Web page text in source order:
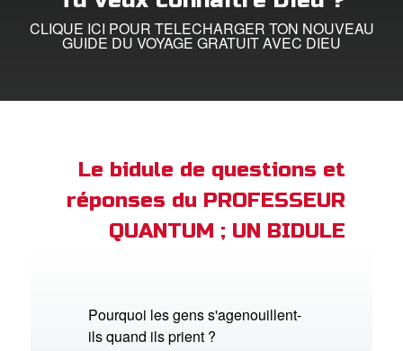
CLIQUE ICI POUR TELECHARGER TON NOUVEAU
GUIDE DU VOYAGE GRATUIT AVEC DIEU
Le bidule de questions et
réponses du PROFESSEUR
QUANTUM ; UN BIDULE
Pourquoi les gens s'agenouillent-
ils quand ils prient ?